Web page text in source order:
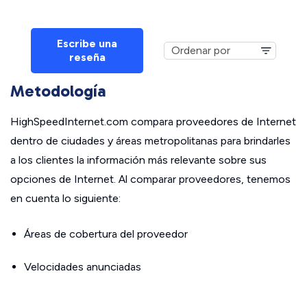
Escribe una
reseña
Metodología
HighSpeedInternet.com compara proveedores de Internet
dentro de ciudades y áreas metropolitanas para brindarles
a los clientes la información más relevante sobre sus
opciones de Internet. Al comparar proveedores, tenemos
en cuenta lo siguiente:
Áreas de cobertura del proveedor
Velocidades anunciadas